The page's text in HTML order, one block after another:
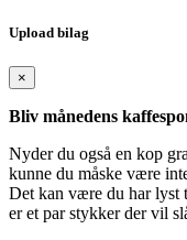
Upload bilag
×
Bliv månedens
Nyder du også en kop
kunne du måske være
Det kan være du har lyst
er et par stykker der vil